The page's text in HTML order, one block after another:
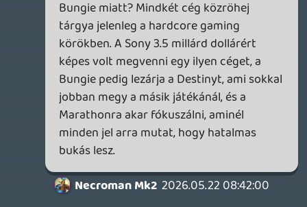
2026.05.22 08:42:58#210u9
Próbálják a D2 játékosokat átterelni a
Marathonra. Annak is azt hiszem júniusban
fog érkezni egy tartalmi frissítése.
sQr 2026.05.22 08:32:44
Necroman Mk2
2026.05.22 08:42:00
Akkor lehet mégis beleugrok a Destiny-be,
ha már tudom, hogy le lesz zárva. Pláne,
hogy ingyen is elég sok mindent lehet
benne elérni, vagy nem?